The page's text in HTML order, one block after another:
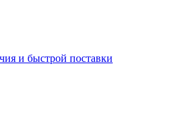
и быстрой поставки